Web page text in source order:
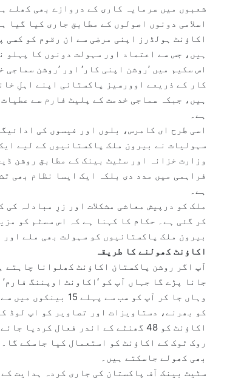
شعبوں میں سرمایہ کاری کے دروازے بھی کھلے
اسلامی دونوں اصولوں کے مطابق جاری کیا
اکاؤنٹ ہولڈرز اپنی مرضی سے ان رقوم کو
ہیں، جس سے اعتماد اور سہولت دونوں کا پہلو
اس سکیم میں ’روشن اپنی کار‘ اور ’روشن
کار کے ذریعے اوورسیز پاکستانی اپنے اہلِ
ہیں، جبکہ سماجی خدمت کے پلیٹ فارم سے
ہے۔
اسی طرح ای کامرس، بلوں اور فیسوں کی
سہولیات نے بیرون ملک پاکستانیوں کے لیے
وزارت خزانہ اور سٹیٹ بینک کے مطابق روشن
فراہمی میں مدد دی بلکہ ایک ایسا نظام بھی
ہے۔
ملک کو درپیش معاشی مشکلات اور زرِ مبادلہ
کر گئی ہے۔ حکام کا کہنا ہے کہ اس سسٹم کو
بیرون ملک پاکستانیوں کو سہولت بھی ملے
اکاؤنٹ کھولنے کا طریقہ
آپ اگر روشن پاکستان اکاؤنٹ کھلوانا چاہتے
جانا پڑے گا جہاں آپ کو ‘اکاونٹ اوپننگ
وہاں جا کر آپ کو
کو بھرنے، دستاویزات اور تصاویر کو اپ لوڈ
اکاؤنٹ کو 48 گھنٹے کے اندر فعال
روک ٹوک کے اکاؤنٹ کو استعمال کیا جاسکے
بھی کھولے جاسکتے ہیں۔
سٹیٹ بینک آف پاکستان کی جاری کردہ ہدایت